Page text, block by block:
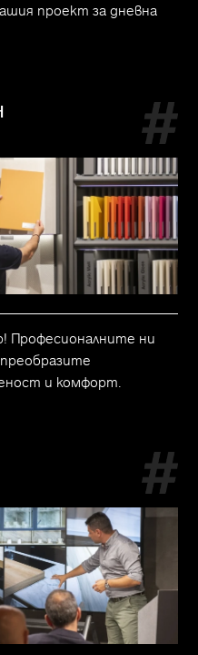
проект за дневна
Професионалните ни
и комфорт.